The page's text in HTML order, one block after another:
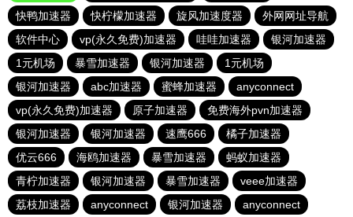
快鸭加速器
快柠檬加速器 旋风加速度器
外网网址导航
软件中心
vp(永久免费)加速器 哇哇加速器
银河加速器
1元机场
暴雪加速器 银河加速器
1元机场
银河加速器
abc加速器 蜜蜂加速器
anyconnect
vp(永久免费)加速器
原子加速器
免费海外pvn加速器
银河加速器
银河加速器 速鹰666
橘子加速器
优云666
海鸥加速器 暴雪加速器
蚂蚁加速器
青柠加速器
银河加速器 暴雪加速器
veee加速器
荔枝加速器
anyconnect 银河加速器 anyconnect